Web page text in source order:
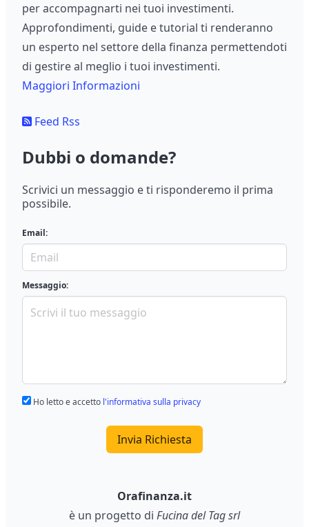
per accompagnarti nei tuoi investimenti.
Approfondimenti, guide e tutorial ti renderanno
un esperto nel settore della finanza permettendoti
di gestire al meglio i tuoi investimenti.
Maggiori Informazioni
Feed Rss
Dubbi o domande?
Scrivici un messaggio e ti risponderemo il prima
possibile.
Email:
Messaggio:
Ho letto e accetto l'informativa sulla privacy
Invia Richiesta
Orafinanza.it
è un progetto di Fucina del Tag srl